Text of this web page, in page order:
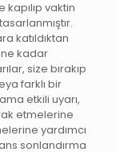
vaktin
katıldıktan
kadar
size bırakıp
farklı bir
etkili uyarı,
etmelerine
yardımcı
sonlandırma